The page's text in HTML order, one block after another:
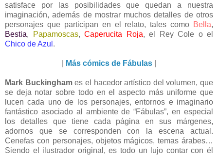
satisface por las posibilidades que quedan a nuestra
imaginación, además de mostrar muchos detalles de otros
personajes que participan en el relato, tales como Bella,
Bestia, Papamoscas, Caperucita Roja, el Rey Cole o el
Chico de Azul .
Más cómics de Fábulas
Mark Buckinghames el hacedor artístico del volumen, que
se deja notar sobre todo en el aspecto más uniforme que
lucen cada uno de los personajes, entornos e imaginario
fantástico asociado al ambiente de “Fábulas”, en especial
los detalles que tiene cada página en sus márgenes,
adornos que se corresponden con la escena actual.
Cenefas con personajes, objetos mágicos, temas árabes…
Siendo el ilustrador original, es todo un lujo contar con él